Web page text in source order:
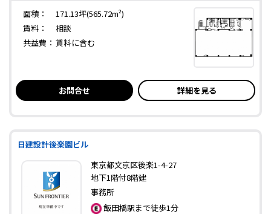
面積：
171.13坪(565.72m²)
賃料：
相談
共益費： 賃料に含む
お問合せ 詳細を見る
日建設計後楽園ビル
東京都文京区後楽1-4-27
地下1階付8階建
事務所
飯田橋駅まで徒歩1分